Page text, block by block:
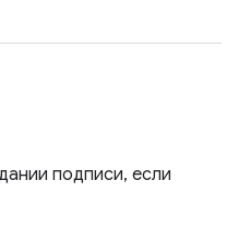
подписи, если